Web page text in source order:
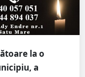
la o
a